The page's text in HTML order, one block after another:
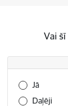
Vai
Vai šī
Jā
Daļēji